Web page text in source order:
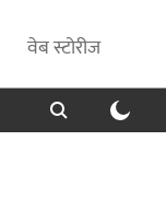
वेब स्टोरीज